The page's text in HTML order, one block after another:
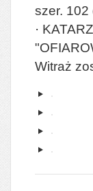
szer. 102
·
Witraż